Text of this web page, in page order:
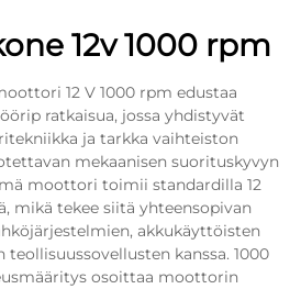
12v 1000 rpm
12 V 1000 rpm edustaa
ratkaisua, jossa yhdistyvät
ja tarkka vaihteiston
mekaanisen suorituskyvyn
moottori toimii standardilla 12
mikä tekee siitä yhteensopivan
akkukäyttöisten
kanssa. 1000
osoittaa moottorin